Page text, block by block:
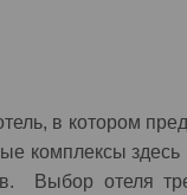
в котором
комплексы
Выбор отеля